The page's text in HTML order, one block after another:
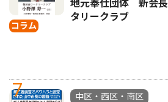
コラム
地元奉仕団体 新会
タリークラブ
7
中区・西区・南区